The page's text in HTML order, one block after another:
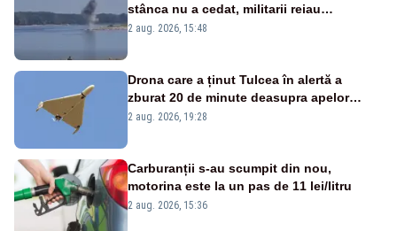
stânca nu a cedat, militarii reiau
detonările luni – VIDEO
2 aug. 2026, 15:48
Drona care a ținut Tulcea în alertă a
zburat 20 de minute deasupra apelor
României. Au fost ridicate două F-16
2 aug. 2026, 19:28
Carburanții s-au scumpit din nou,
motorina este la un pas de 11 lei/litru
2 aug. 2026, 15:36